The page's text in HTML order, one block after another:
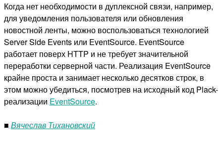
Когда нет необходимости в дуплексной связи, например,
для уведомления пользователя или обновления
новостной ленты, можно воспользоваться технологией
Server Side Events или EventSource. EventSource
работает поверх HTTP и не требует значительной
переработки серверной части. Реализация EventSource
крайне проста и занимает несколько десятков строк, в
этом можно убедиться, посмотрев на исходный код Plack-
реализации EventSource.
■ Вячеслав Тихановский